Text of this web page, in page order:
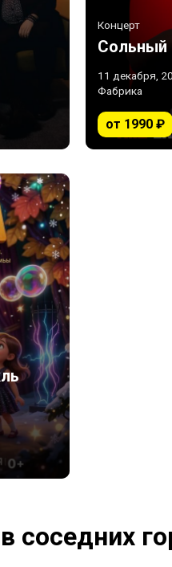
Концерт
Сольный
11 декабря,
Фабрика
от 1990 ₽
соседних